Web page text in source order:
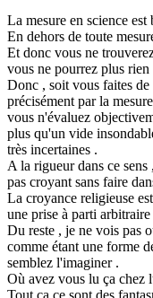
La mesure en science
En dehors de toute
Et donc vous ne
vous ne pourrez plus rien
Donc , soit vous faites
précisément par la
vous n'évaluez
plus qu'un vide
très incertaines .
A la rigueur dans ce
pas croyant sans faire
La croyance religieuse
une prise à parti
Du reste , je ne vois pas
comme étant une forme
semblez l'imaginer .
Où avez vous lu ça chez
Tout ça ce sont des